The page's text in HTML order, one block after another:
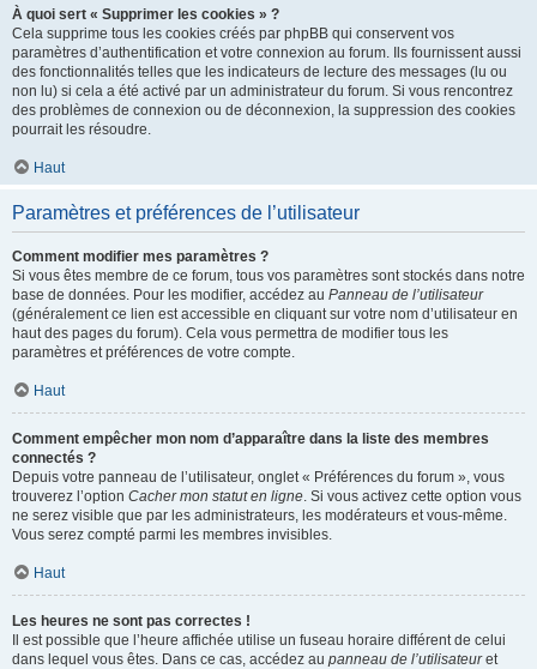
À quoi sert « Supprimer les cookies » ?
Cela supprime tous les cookies créés par phpBB qui conservent vos
paramètres d’authentification et votre connexion au forum. Ils fournissent aussi
des fonctionnalités telles que les indicateurs de lecture des messages (lu ou
non lu) si cela a été activé par un administrateur du forum. Si vous rencontrez
des problèmes de connexion ou de déconnexion, la suppression des cookies
pourrait les résoudre.
Haut
Paramètres et préférences de l’utilisateur
Comment modifier mes paramètres ?
Si vous êtes membre de ce forum, tous vos paramètres sont stockés dans notre
base de données. Pour les modifier, accédez au Panneau de l’utilisateur
(généralement ce lien est accessible en cliquant sur votre nom d’utilisateur en
haut des pages du forum). Cela vous permettra de modifier tous les
paramètres et préférences de votre compte.
Haut
Comment empêcher mon nom d’apparaître dans la liste des membres
connectés ?
Depuis votre panneau de l’utilisateur, onglet « Préférences du forum », vous
trouverez l’option Cacher mon statut en ligne. Si vous activez cette option vous
ne serez visible que par les administrateurs, les modérateurs et vous-même.
Vous serez compté parmi les membres invisibles.
Haut
Les heures ne sont pas correctes !
Il est possible que l’heure affichée utilise un fuseau horaire différent de celui
dans lequel vous êtes. Dans ce cas, accédez au panneau de l’utilisateuret